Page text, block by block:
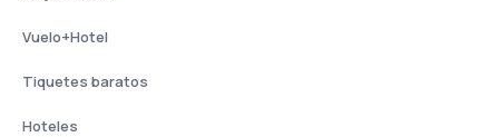
Vuelo+Hotel
Tiquetes baratos
Hoteles